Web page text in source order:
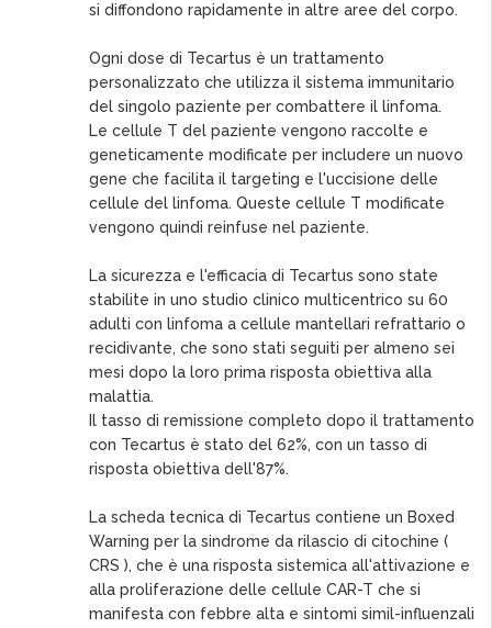
si diffondono rapidamente in altre aree del corpo.
Ogni dose di Tecartus è un trattamento
personalizzato che utilizza il sistema immunitario
del singolo paziente per combattere il linfoma.
Le cellule T del paziente vengono raccolte e
geneticamente modificate per includere un nuovo
gene che facilita il targeting e l'uccisione delle
cellule del linfoma. Queste cellule T modificate
vengono quindi reinfuse nel paziente.
La sicurezza e l'efficacia di Tecartus sono state
stabilite in uno studio clinico multicentrico su 60
adulti con linfoma a cellule mantellari refrattario o
recidivante, che sono stati seguiti per almeno sei
mesi dopo la loro prima risposta obiettiva alla
malattia.
Il tasso di remissione completo dopo il trattamento
con Tecartus è stato del 62%, con un tasso di
risposta obiettiva dell'87%.
La scheda tecnica di Tecartus contiene un Boxed
Warning per la sindrome da rilascio di citochine (
CRS ), che è una risposta sistemica all'attivazione e
alla proliferazione delle cellule CAR-T che si
manifesta con febbre alta e sintomi simil-influenzali